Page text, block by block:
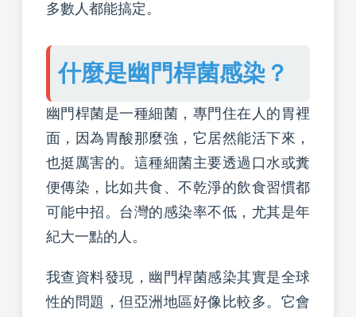
多數人都能搞定。
什麼是幽門桿菌感染？
幽門桿菌是一種細菌，專門住在人的胃裡
面，因為胃酸那麼強，它居然能活下來，
也挺厲害的。這種細菌主要透過口水或糞
便傳染，比如共食、不乾淨的飲食習慣都
可能中招。台灣的感染率不低，尤其是年
紀大一點的人。
我查資料發現，幽門桿菌感染其實是全球
性的問題，但亞洲地區好像比較多。它會